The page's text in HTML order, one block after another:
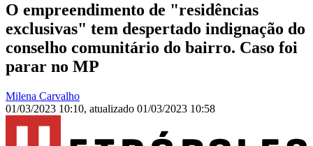
O empreendimento de "residências
exclusivas" tem despertado indignação do
conselho comunitário do bairro. Caso foi
parar no MP
Milena Carvalho
01/03/2023 10:10, atualizado 01/03/2023 10:58